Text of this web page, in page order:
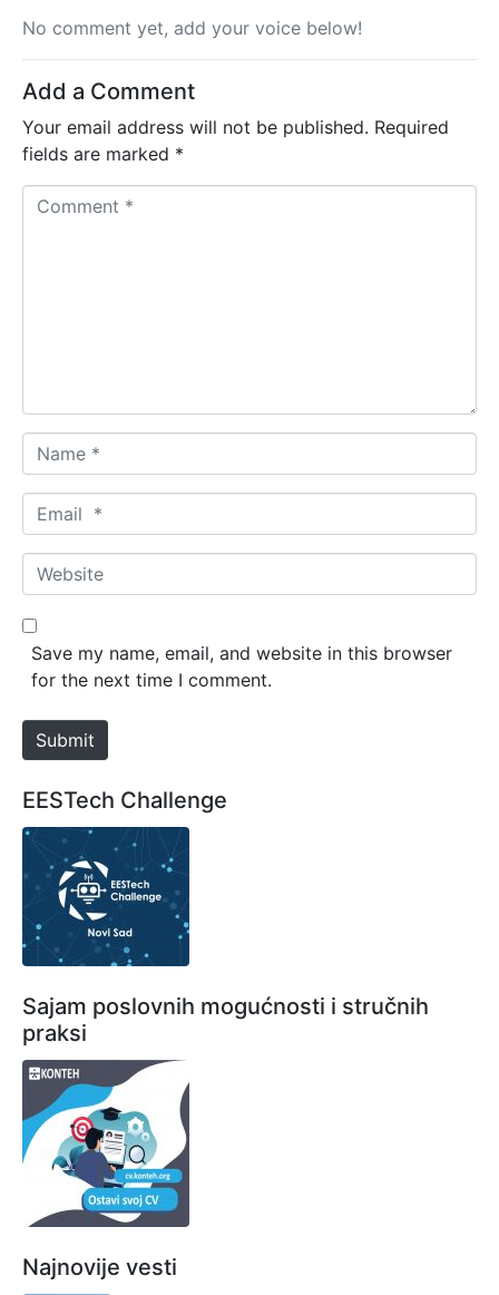
No comment yet, add your voice below!
Add a Comment
Your email address will not be published. Required
fields are marked *
a
m
*
m
a
*
W
e
b
e
Save my name, email, and website in this browser
for the next time I comment.
Submit
EESTech Challenge
Sajam poslovnih mogućnosti i stručnih
praksi
Najnovije vesti